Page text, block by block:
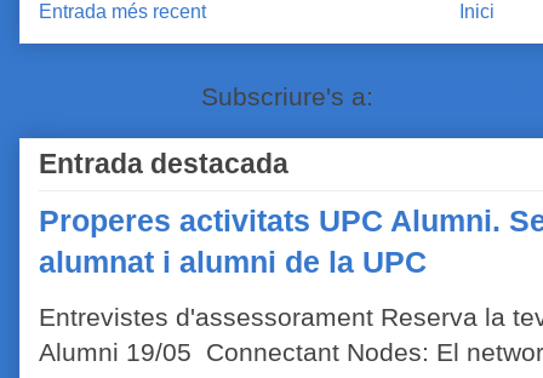
Entrada més recent Inici
Subscriure's a:
Entrada destacada
Properes activitats UPC Alumni.
alumnat i alumni de la UPC
Entrevistes d'assessorament Reserva la
Alumni 19/05 Connectant Nodes: El